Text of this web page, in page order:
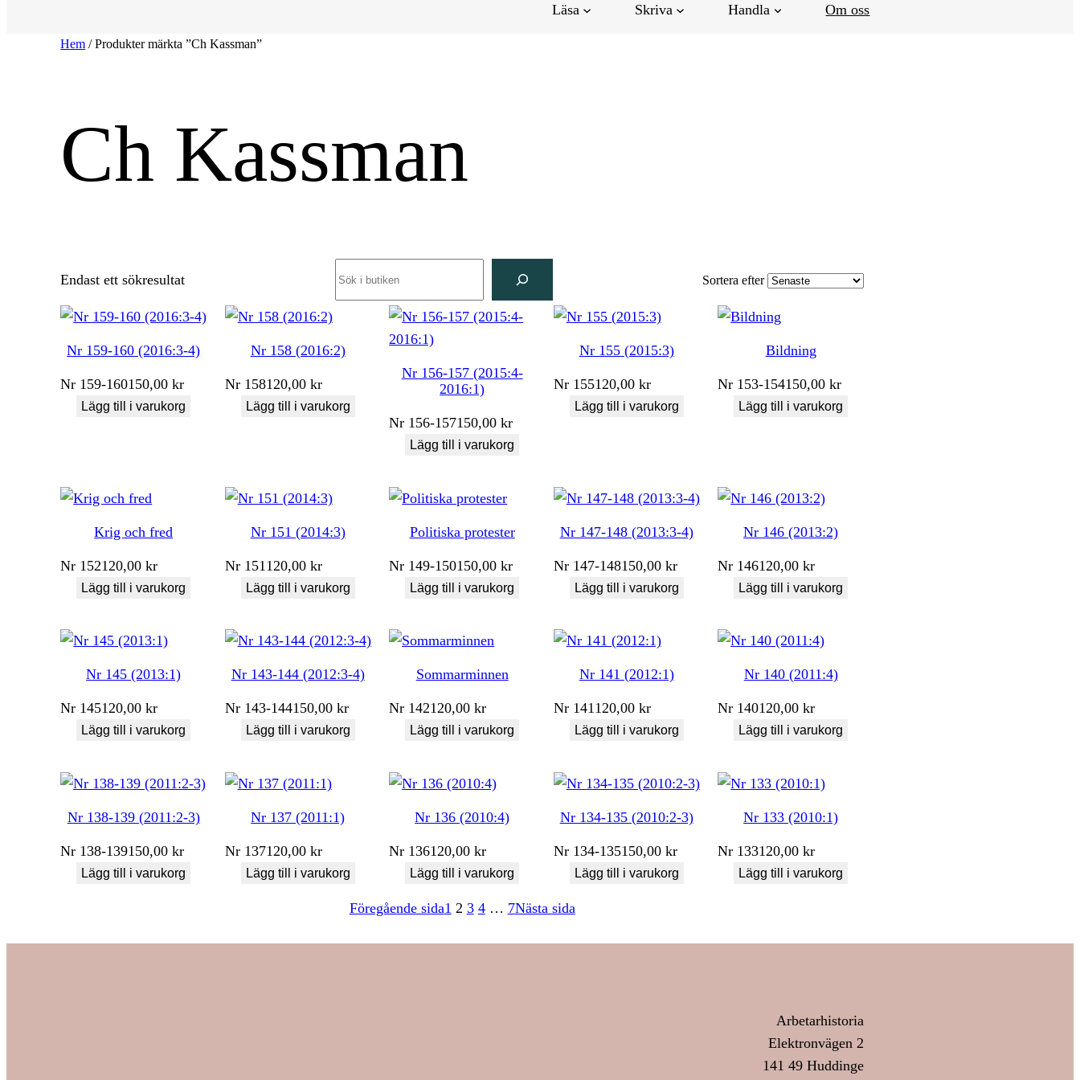
Läsa Skriva Handla Om oss
Hem / Produkter märkta ”Ch Kassman”
Ch Kassman
Endast ett sökresultat Sortera efter
Nr 159-160 (2016:3-4)
Nr 159-160150,00kr
Lägg till i varukorg
Nr 158 (2016:2)
Nr 158120,00 kr
Lägg till i varukorg
Nr 156-157 (2015:4-
2016:1)
Nr 156-157150,00kr
Lägg till i varukorg
Nr 155 (2015:3)
Nr 155120,00 kr
Lägg till i varukorg
Bildning
Nr 153-154150,00kr
Lägg till i varukorg
Krig och fred
Nr 152120,00kr
Lägg till i varukorg
Nr 151 (2014:3)
Nr 151 120,00 kr
Lägg till i varukorg
Politiska protester
Nr 149-150150,00kr
Lägg till i varukorg
Nr 147-148 (2013:3-4)
Nr 147-148150,00 kr
Lägg till i varukorg
Nr 146 (2013:2)
Nr 146120,00kr
Lägg till i varukorg
Nr 145 (2013:1)
Nr 145120,00kr
Lägg till i varukorg
Nr 143-144 (2012:3-4)
Nr 143-144150,00 kr
Lägg till i varukorg
Sommarminnen
Nr 142120,00kr
Lägg till i varukorg
Nr 141 (2012:1)
Nr 141120,00 kr
Lägg till i varukorg
Nr 140 (2011:4)
Nr 140120,00kr
Lägg till i varukorg
Nr 138-139 (2011:2-3)
Nr 138-139150,00kr
Lägg till i varukorg
Nr 137 (2011:1)
Nr 137120,00 kr
Lägg till i varukorg
Nr 136 (2010:4)
Nr 136120,00kr
Lägg till i varukorg
Nr 134-135 (2010:2-3)
Nr 134-135150,00 kr
Lägg till i varukorg
Nr 133 (2010:1)
Nr 133120,00kr
Lägg till i varukorg
Föregående sida1 2 3 4 … 7Nästa sida
Arbetarhistoria
Elektronvägen 2
141 49 Huddinge